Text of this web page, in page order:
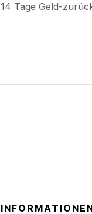
14 Tage Geld-